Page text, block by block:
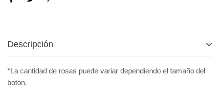
Descripción
*La cantidad de rosas puede variar dependiendo el tamaño del
boton.